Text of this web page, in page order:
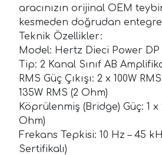
aracınızın orijinal OEM
kesmeden doğrudan
Teknik Özellikler:
Model: Hertz Dieci Power DP
Tip: 2 Kanal Sınıf AB
RMS Güç Çıkışı: 2 x 100W
135W RMS (2 Ohm)
Köprülenmiş (Bridge) Güç: 1 x
Ohm)
Frekans Tepkisi: 10 Hz – 45
Sertifikalı)